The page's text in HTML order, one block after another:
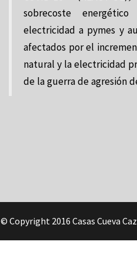
sobrecoste
electricidad a pymes y
afectados por el
natural y la electricidad
de la guerra de agresión
© Copyright 2016 Casas Cueva